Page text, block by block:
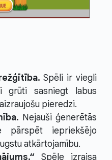
Spēli ir viegli
grūti sasniegt labus
pieredzi.
Nejauši ģenerētās
pārspēt iepriekšējo
atkārtojamību.
Spēle izraisa